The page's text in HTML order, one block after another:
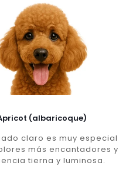
(albaricoque)
claro es muy
más encantadores
tierna y luminosa.